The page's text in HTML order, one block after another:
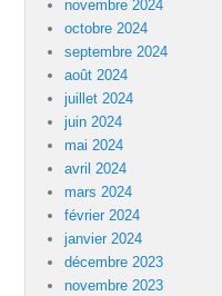
novembre 2024
octobre 2024
septembre 2024
août 2024
juillet 2024
juin 2024
mai 2024
avril 2024
mars 2024
février 2024
janvier 2024
décembre 2023
novembre 2023